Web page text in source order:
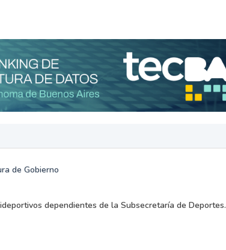
de Gobierno
dependientes de la Subsecretaría de Deportes.